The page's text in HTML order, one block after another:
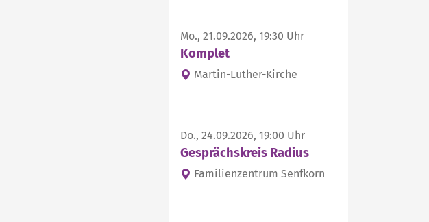
Mo., 21.09.2026, 19:30 Uhr
Komplet
Martin-Luther-Kirche
Do., 24.09.2026, 19:00 Uhr
Gesprächskreis Radius
Familienzentrum Senfkorn